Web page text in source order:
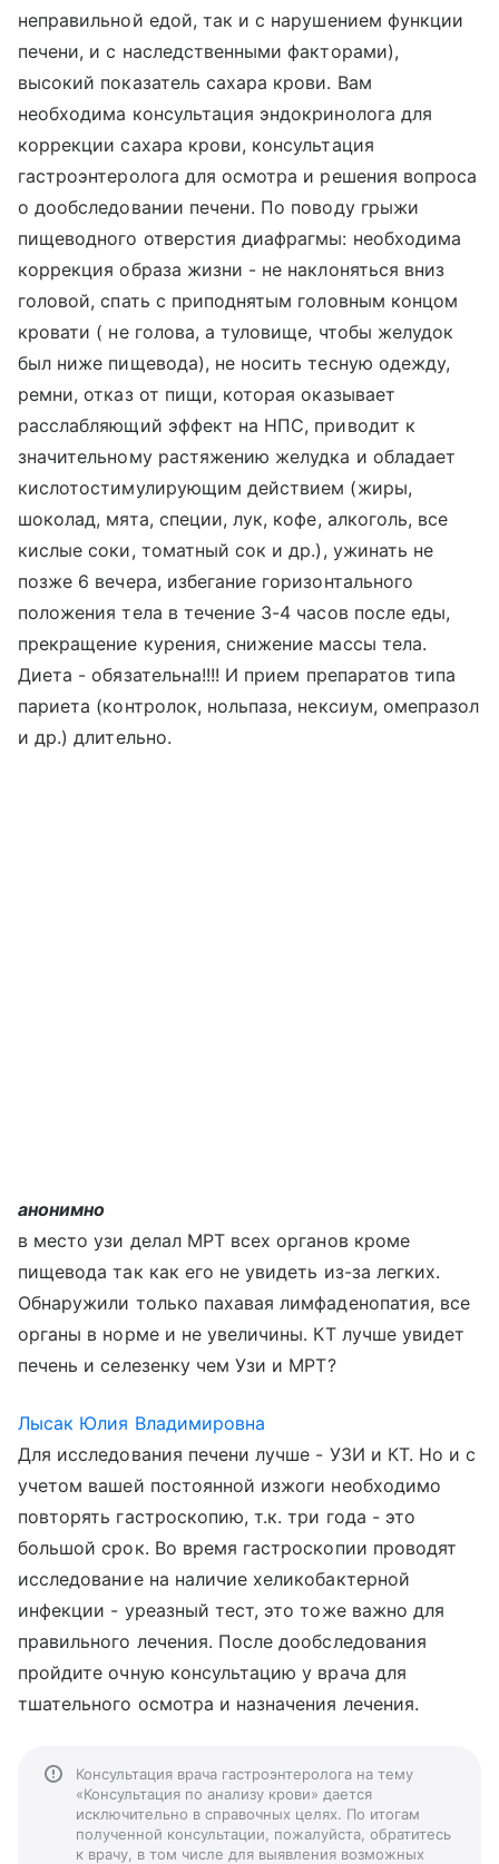
неправильной едой, так и с нарушением функции
печени, и с наследственными факторами),
высокий показатель сахара крови. Вам
необходима консультация эндокринолога для
коррекции сахара крови, консультация
гастроэнтеролога для осмотра и решения вопроса
о дообследовании печени. По поводу грыжи
пищеводного отверстия диафрагмы: необходима
коррекция образа жизни - не наклоняться вниз
головой, спать с приподнятым головным концом
кровати ( не голова, а туловище, чтобы желудок
был ниже пищевода), не носить тесную одежду,
ремни, отказ от пищи, которая оказывает
расслабляющий эффект на НПС, приводит к
значительному растяжению желудка и обладает
кислотостимулирующим действием (жиры,
шоколад, мята, специи, лук, кофе, алкоголь, все
кислые соки, томатный сок и др.), ужинать не
позже 6 вечера, избегание горизонтального
положения тела в течение 3-4 часов после еды,
прекращение курения, снижение массы тела.
Диета - обязательна!!!! И прием препаратов типа
париета (контролок, нольпаза, нексиум, омепразол
и др.) длительно.
анонимно
в место узи делал МРТ всех органов кроме
пищевода так как его не увидеть из-за легких.
Обнаружили только пахавая лимфаденопатия, все
органы в норме и не увеличины. КТ лучше увидет
печень и селезенку чем Узи и МРТ?
Лысак Юлия Владимировна
Для исследования печени лучше - УЗИ и КТ. Но и с
учетом вашей постоянной изжоги необходимо
повторять гастроскопию, т.к. три года - это
большой срок. Во время гастроскопии проводят
исследование на наличие хеликобактерной
инфекции - уреазный тест, это тоже важно для
правильного лечения. После дообследования
пройдите очную консультацию у врача для
тшательного осмотра и назначения лечения.
Консультация врача гастроэнтеролога на тему
«Консультация по анализу крови» дается
исключительно в справочных целях. По итогам
полученной консультации, пожалуйста, обратитесь
к врачу, в том числе для выявления возможных